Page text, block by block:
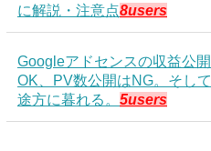
に解説・注意点8users
Googleアドセンスの収益公
OK、PV数公開はNG。そし
途方に暮れる。 5users